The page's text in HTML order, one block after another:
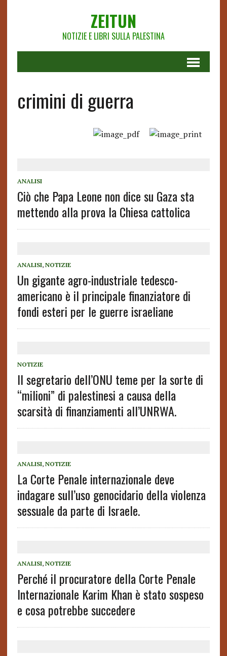
ZEITUN
NOTIZIE E LIBRI SULLA PALESTINA
crimini di guerra
ANALISI
Ciò che Papa Leone non dice su Gaza sta
mettendo alla prova la Chiesa cattolica
ANALISI, NOTIZIE
Un gigante agro-industriale tedesco-
americano è il principale finanziatore di
fondi esteri per le guerre israeliane
NOTIZIE
Il segretario dell’ONU teme per la sorte di
“milioni” di palestinesi a causa della
scarsità di finanziamenti all’UNRWA.
ANALISI, NOTIZIE
La Corte Penale internazionale deve
indagare sull’uso genocidario della violenza
sessuale da parte di Israele.
ANALISI, NOTIZIE
Perché il procuratore della Corte Penale
Internazionale Karim Khan è stato sospeso
e cosa potrebbe succedere